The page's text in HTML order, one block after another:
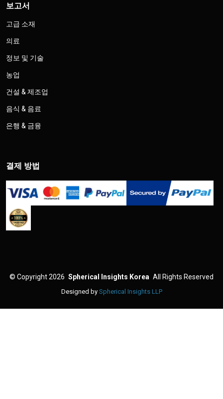
보고서
고급 소재
의료
정보 및 기술
농업
건설 & 제조업
음식 & 음료
은행 & 금융
결제 방법
© Copyright 2026 Spherical Insights Korea All Rights Reserved
Designed by Spherical Insights LLP